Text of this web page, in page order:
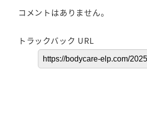
コメントはありません。
トラックバック URL